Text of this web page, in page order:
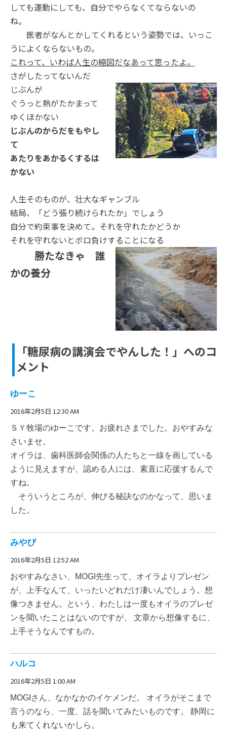
しても運動にしても、自分でやらなくてならないの
ね。
医者がなんとかしてくれるという姿勢では、いっこ
うによくならないもの。
これって、いわば人生の縮図だなあって思ったよ。
さがしたってないんだ
じぶんが
ぐうっと熱がたかまって
ゆくほかない
じぶんのからだをもやし
て
あたりをあかるくするは
かない
人生そのものが、壮大なギャンブル
結局、「どう張り続けられたか」でしょう
自分で約束事を決めて。それを守れたかどうか
それを守れないとボロ負けすることになる
勝たなきゃ 誰
かの養分
「糖尿病の講演会でやんした！」へのコ
メント
ゆーこ
2016年2月5日 12:30 AM
ＳＹ牧場のゆーこです。お疲れさまでした。おやすみな
さいませ。
オイラは、歯科医師会関係の人たちと一線を画している
ように見えますが、認める人には、素直に応援するんで
すね。
そういうところが、伸びる秘訣なのかなって、思いま
した。
みやび
2016年2月5日 12:52 AM
おやすみなさい、MOGI先生って、オイラよりプレゼン
が、上手なんて、いったいどれだけ凄いんでしょう。想
像つきません。という、わたしは一度もオイラのプレゼ
ンを聞いたことはないのですが、 文章から想像するに、
上手そうなんですもの。
ハルコ
2016年2月5日 1:00 AM
MOGIさん、なかなかのイケメンだ。 オイラがそこまで
言うのなら、一度、話を聞いてみたいものです。 静岡に
も来てくれないかしら。